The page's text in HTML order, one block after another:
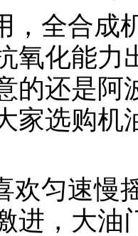
，全合成
氧化能力
的还是阿
家选购
欢匀速慢
进，大油